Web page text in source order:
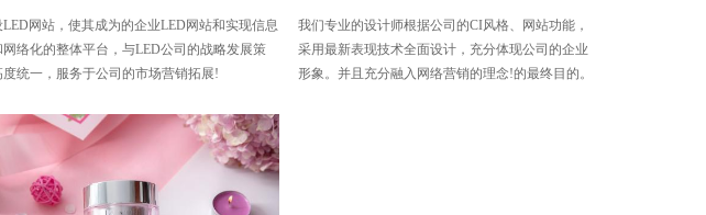
LED网站，使其成为的企业LED网站和实现信息
网络化的整体平台，与LED公司的战略发展策
度统一，服务于公司的市场营销拓展!
我们专业的设计师根据公司的CI风格、网站功能，
采用最新表现技术全面设计，充分体现公司的企业
形象。并且充分融入网络营销的理念!的最终目的。